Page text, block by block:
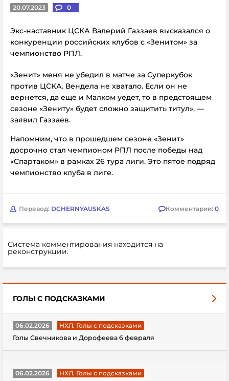
20.07.2023 0
Экс-наставник ЦСКА Валерий Газзаев высказался о
конкуренции российских клубов с «Зенитом» за
чемпионство РПЛ.
«Зенит» меня не убедил в матче за Суперкубок
против ЦСКА. Вендела не хватало. Если он не
вернется, да еще и Малком уедет, то в предстоящем
сезоне «Зениту» будет сложно защитить титул», —
заявил Газзаев.
Напомним, что в прошедшем сезоне «Зенит»
досрочно стал чемпионом РПЛ после победы над
«Спартаком» в рамках 26 тура лиги. Это пятое подряд
чемпионство клуба в лиге.
Перевод: DCHERNYAUSKAS Комментарии: 0
Система комментирования находится на
реконструкции.
ГОЛЫ С ПОДСКАЗКАМИ
06.02.2026
НХЛ. Голы с подсказками
Голы Свечникова и Дорофеева 6 февраля
06.02.2026
НХЛ. Голы с подсказками